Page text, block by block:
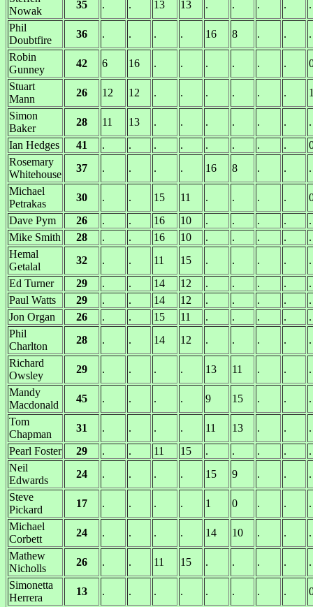
Nowak
35 . . 13 13 . . . .
.
Phil
Doubtfire
36 . . . . 16 8 . .
.
Robin
Gunney
42 6 16 . . . . . .
Stuart
Mann
26 12 12 . . . . . .
Simon
Baker
28 11 13 . . . . . .
.
Ian Hedges
41 . . . . . . . .
Rosemary
Whitehouse
37 . . . . 16 8 . .
.
Michael
Petrakas
30 . . 15 11 . . . .
Dave Pym
26 . . 16 10 . . . .
.
Mike Smith
28 . . 16 10 . . . .
.
Hemal
Getalal
32 . . 11 15 . . . .
.
Ed Turner
29 . . 14 12 . . . .
.
Paul Watts
29 . . 14 12 . . . .
.
Jon Organ
26 . . 15 11 . . . .
.
Phil
Charlton
28 . . 14 12 . . . .
.
Richard
Owsley
29 . . . . 13 11 . .
.
Mandy
Macdonald
45 . . . . 9 15 . .
.
Tom
Chapman
31 . . . . 11 13 . .
.
Pearl Foster
29 . . 11 15 . . . .
.
Neil
Edwards
24 . . . . 15 9 . .
.
Steve
Pickard
17 . . . . 1 0 . .
.
Michael
Corbett
24 . . . . 14 10 . .
.
Mathew
Nicholls
26 . . 11 15 . . . .
.
Simonetta
Herrera
13 . . . . . . . .